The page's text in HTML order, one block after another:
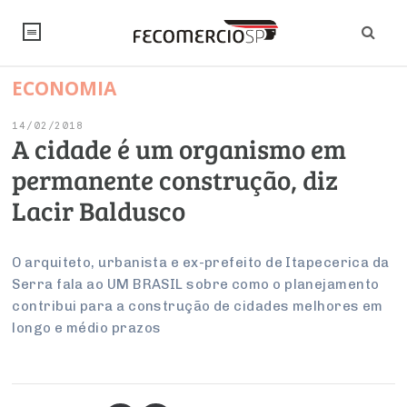
NOTÍCIAS
Editorial
Artigos
Institucional
PROJETOS ESPECIAIS:
UM BRASIL
Economia
Pesquisas
Brasil
Internacional
Modernização do Estado
Trabalho
Empresas
Arbitragem e Mediação
Negócios
Varejo
Serviços
Sustentabilidade
SINDICATOS
PESQUISAS
INSTITUCIONAL
Sobre
Negociações Coletivas
CONSELHOS
ECONOMIA
14/02/2018
A cidade é um organismo em
permanente construção, diz
Lacir Baldusco
O arquiteto, urbanista e ex-prefeito de Itapecerica da
Serra fala ao UM BRASIL sobre como o planejamento
contribui para a construção de cidades melhores em
longo e médio prazos